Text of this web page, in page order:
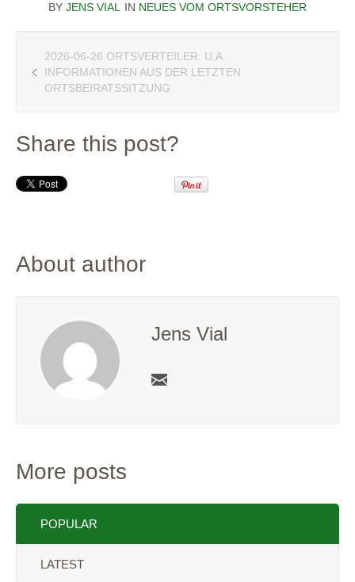
BY JENS VIAL IN NEUES VOM ORTSVORSTEHER
2026-06-26 ORTSVERTEILER: U.A.
INFORMATIONEN AUS DER LETZTEN
ORTSBEIRATSSITZUNG
Share this post?
About author
Jens Vial
More posts
POPULAR
LATEST